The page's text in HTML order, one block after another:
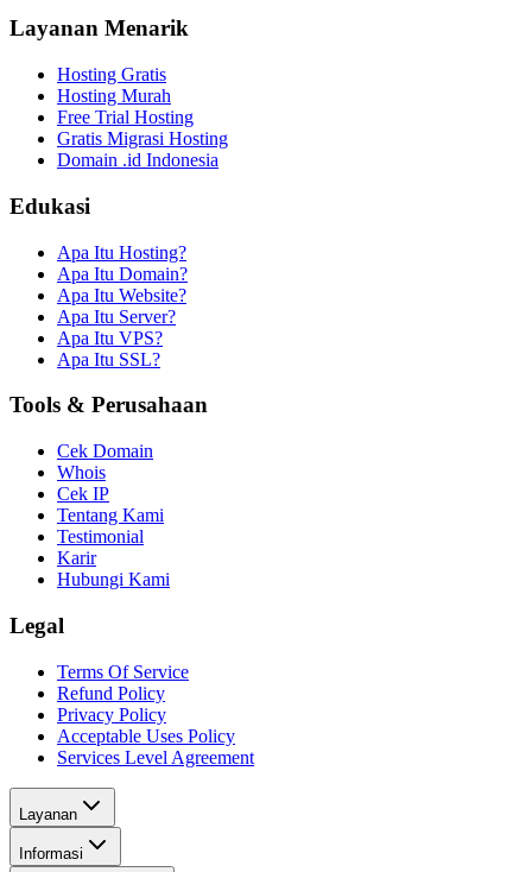
Layanan Menarik
Hosting Gratis
Hosting Murah
Free Trial Hosting
Gratis Migrasi Hosting
Domain .id Indonesia
Edukasi
Apa Itu Hosting?
Apa Itu Domain?
Apa Itu Website?
Apa Itu Server?
Apa Itu VPS?
Apa Itu SSL?
Tools & Perusahaan
Cek Domain
Whois
Cek IP
Tentang Kami
Testimonial
Karir
Hubungi Kami
Legal
Terms Of Service
Refund Policy
Privacy Policy
Acceptable Uses Policy
Services Level Agreement
Layanan
Informasi